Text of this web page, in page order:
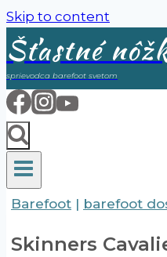
Skip to content
Šťastné
sprievodca barefoot svetom
Barefoot | barefoot
Skinners